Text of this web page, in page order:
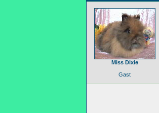
Miss Dixie
Gast